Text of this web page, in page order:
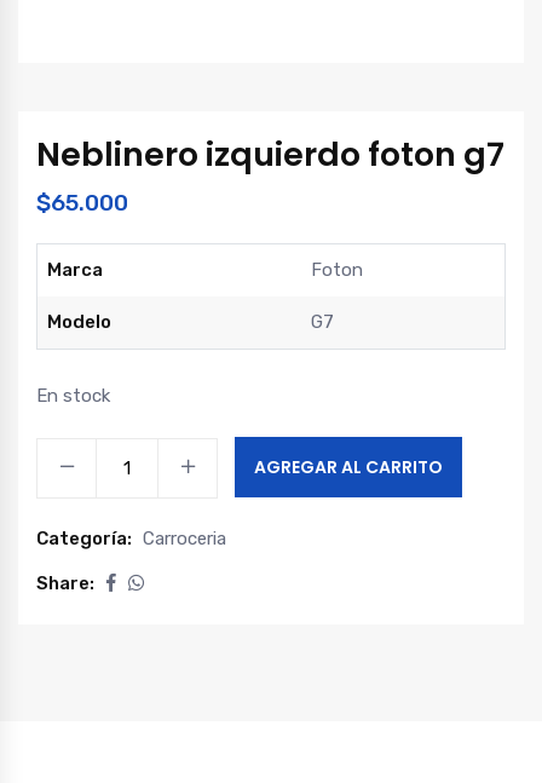
Neblinero izquierdo foton g7
$65.000
Marca Foton
Modelo G7
En stock
g7
quantity
AGREGAR AL CARRITO
Categoría: Carroceria
Share: